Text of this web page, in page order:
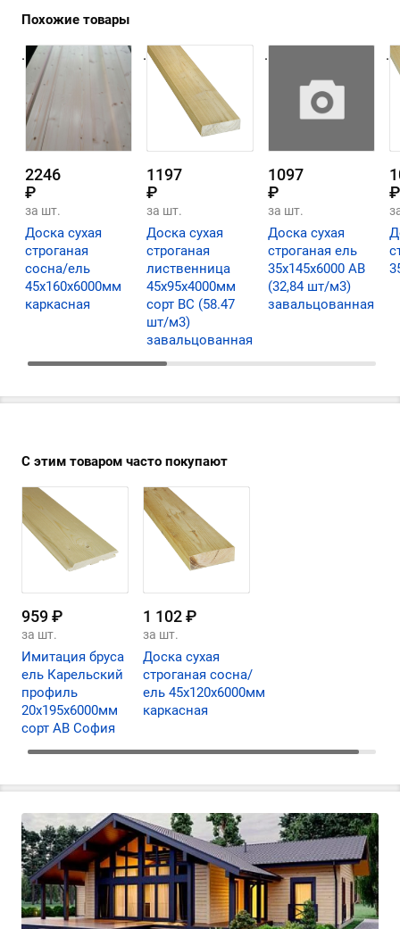
Похожие товары
.
2246
₽
за шт.
Доска сухая
строганая
сосна/ель
45х160х6000мм
каркасная
.
1197
₽
за шт.
Доска сухая
строганая
лиственница
45х95х4000мм
сорт ВС (58.47
шт/м3)
завальцованная
.
1097
₽
за шт.
Доска сухая
строганая ель
35х145х6000 АВ
(32,84 шт/м3)
завальцованная
.
₽
С этим товаром часто покупают
959 ₽
за шт.
Имитация бруса
ель Карельский
профиль
20х195х6000мм
сорт АВ София
1 102 ₽
за шт.
Доска сухая
строганая сосна/
ель 45х120х6000мм
каркасная